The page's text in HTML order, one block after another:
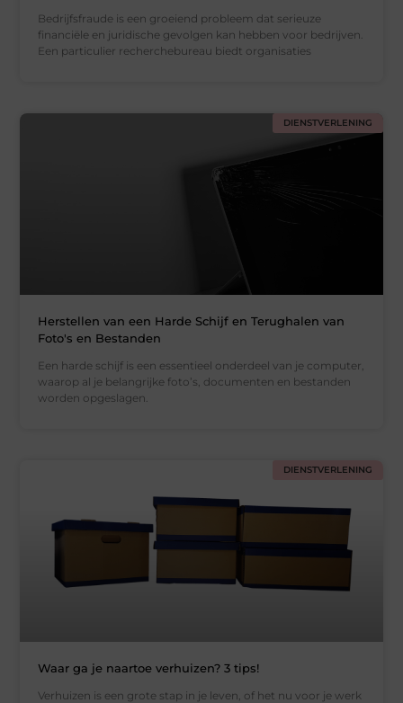
Bedrijfsfraude is een groeiend probleem dat serieuze
financiële en juridische gevolgen kan hebben voor bedrijven.
Een particulier recherchebureau biedt organisaties
DIENSTVERLENING
Herstellen van een Harde Schijf en Terughalen van
Foto's en Bestanden
Een harde schijf is een essentieel onderdeel van je computer,
waarop al je belangrijke foto’s, documenten en bestanden
worden opgeslagen.
DIENSTVERLENING
Waar ga je naartoe verhuizen? 3 tips!
Verhuizen is een grote stap in je leven, of het nu voor je werk